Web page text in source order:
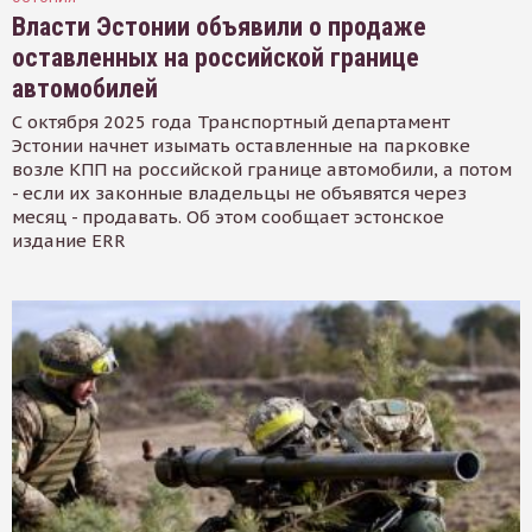
Власти Эстонии объявили о продаже
оставленных на российской границе
автомобилей
С октября 2025 года Транспортный департамент
Эстонии начнет изымать оставленные на парковке
возле КПП на российской границе автомобили, а потом
- если их законные владельцы не объявятся через
месяц - продавать. Об этом сообщает эстонское
издание ERR